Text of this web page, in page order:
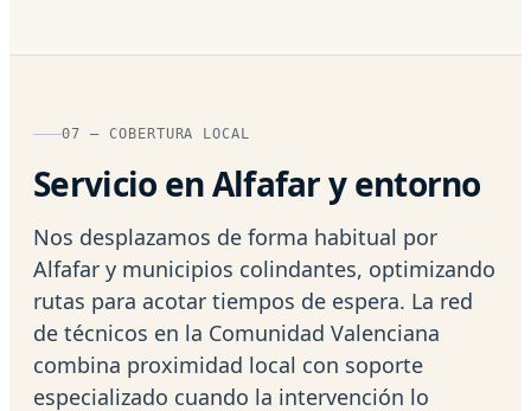
07 — COBERTURA LOCAL
Servicio en Alfafar y entorno
Nos desplazamos de forma habitual por
Alfafar y municipios colindantes, optimizando
rutas para acotar tiempos de espera. La red
de técnicos en la Comunidad Valenciana
combina proximidad local con soporte
especializado cuando la intervención lo